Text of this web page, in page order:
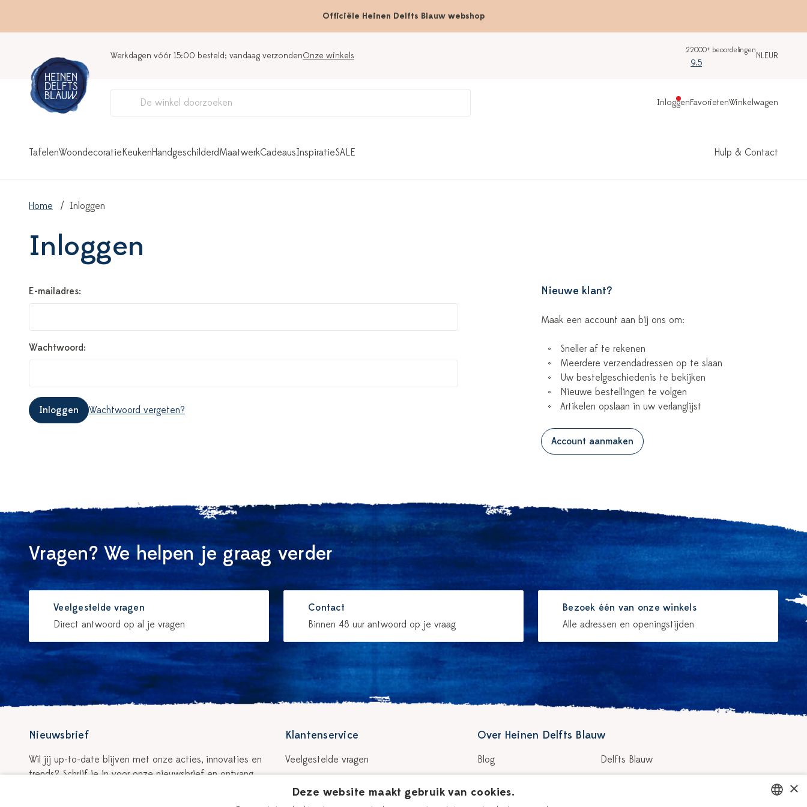
Officiële Heinen Delfts Blauw webshop
Werkdagen vóór 15:00 besteld; vandaag verzondenOnze winkels
22000+ beoordelingen
9.5
NLEUR
InloggenFavorietenWinkelwagen
TafelenWoondecoratieKeukenHandgeschilderdMaatwerkCadeausInspiratieSALE Hulp & Contact
Home Inloggen
Inloggen
E-mailadres:
Wachtwoord:
Inloggen Wachtwoord vergeten?
Nieuwe klant?
Maak een account aan bij ons om:
Sneller af te rekenen
Meerdere verzendadressen op te slaan
Uw bestelgeschiedenis te bekijken
Nieuwe bestellingen te volgen
Artikelen opslaan in uw verlanglijst
Account aanmaken
Vragen? We helpen je graag verder
Veelgestelde vragen
Direct antwoord op al je vragen
Contact
Binnen 48 uur antwoord op je vraag
Bezoek één van onze winkels
Alle adressen en openingstijden
Nieuwsbrief
Wil jij up-to-date blijven met onze acties, innovaties en
trends? Schrijf je in voor onze nieuwsbrief en ontvang
Klantenservice
Veelgestelde vragen
Retour & garantie
Over Heinen Delfts Blauw
Blog
Onze plateelschilders
Delfts Blauw
×
Deze website maakt gebruik van cookies.